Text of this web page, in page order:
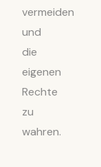
vermeiden
und
die
eigenen
Rechte
zu
wahren.